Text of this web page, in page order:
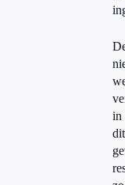
in
dit